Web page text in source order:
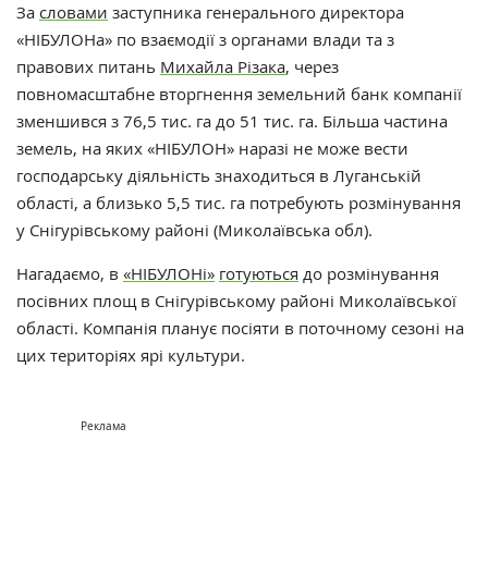
За словами заступника генерального директора
«НІБУЛОНа» по взаємодії з органами влади та з
правових питань Михайла Різака, через
повномасштабне вторгнення земельний банк компанії
зменшився з 76,5 тис. га до 51 тис. га. Більша частина
земель, на яких «НІБУЛОН» наразі не може вести
господарську діяльність знаходиться в Луганській
області, а близько 5,5 тис. га потребують розмінування
у Снігурівському районі (Миколаївська обл).
Нагадаємо, в «НІБУЛОНі» готуються до розмінування
посівних площ в Снігурівському районі Миколаївської
області. Компанія планує посіяти в поточному сезоні на
цих територіях ярі культури.
Реклама